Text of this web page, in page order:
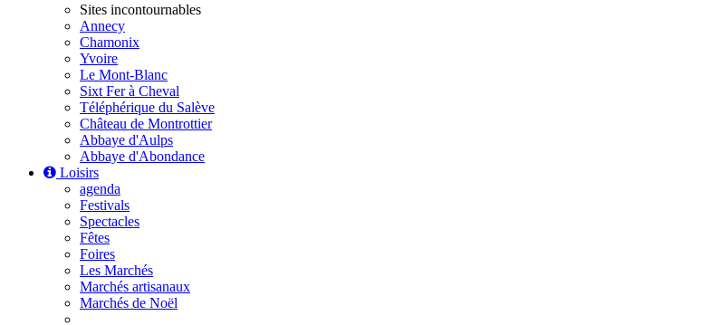
Sites incontournables
Annecy
Chamonix
Yvoire
Le Mont-Blanc
Sixt Fer à Cheval
Téléphérique du Salève
Château de Montrottier
Abbaye d'Aulps
Abbaye d'Abondance
Loisirs
agenda
Festivals
Spectacles
Fêtes
Foires
Les Marchés
Marchés artisanaux
Marchés de Noël